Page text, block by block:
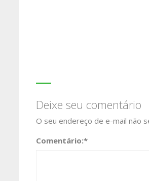
Deixe seu comentário
O seu endereço de e-mail não
Comentário:*